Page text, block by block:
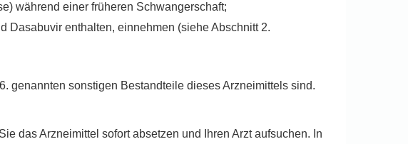
während einer früheren Schwangerschaft;
Dasabuvir enthalten, einnehmen (siehe Abschnitt 2.
genannten sonstigen Bestandteile dieses Arzneimittels sind.
das Arzneimittel sofort absetzen und Ihren Arzt aufsuchen. In